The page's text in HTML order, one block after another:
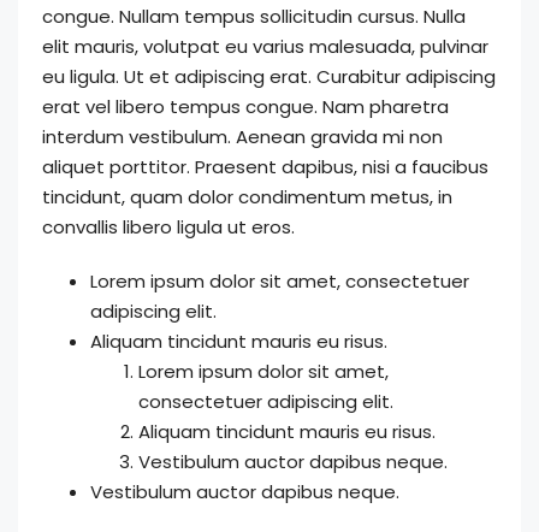
congue. Nullam tempus sollicitudin cursus. Nulla
elit mauris, volutpat eu varius malesuada, pulvinar
eu ligula. Ut et adipiscing erat. Curabitur adipiscing
erat vel libero tempus congue. Nam pharetra
interdum vestibulum. Aenean gravida mi non
aliquet porttitor. Praesent dapibus, nisi a faucibus
tincidunt, quam dolor condimentum metus, in
convallis libero ligula ut eros.
Lorem ipsum dolor sit amet, consectetuer
adipiscing elit.
Aliquam tincidunt mauris eu risus.
Lorem ipsum dolor sit amet,
consectetuer adipiscing elit.
Aliquam tincidunt mauris eu risus.
Vestibulum auctor dapibus neque.
Vestibulum auctor dapibus neque.